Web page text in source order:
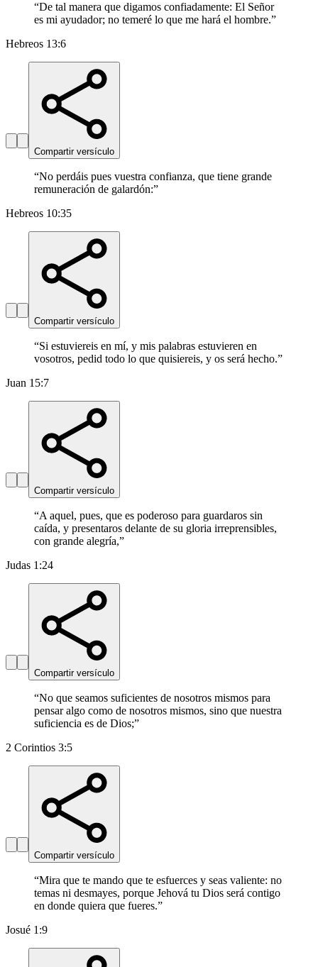
“De tal manera que digamos confiadamente: El Señor
es mi ayudador; no temeré lo que me hará el hombre.”
Hebreos 13:6
Compartir versículo
“No perdáis pues vuestra confianza, que tiene grande
remuneración de galardón:”
Hebreos 10:35
Compartir versículo
“Si estuviereis en mí, y mis palabras estuvieren en
vosotros, pedid todo lo que quisiereis, y os será hecho.”
Juan 15:7
Compartir versículo
“A aquel, pues, que es poderoso para guardaros sin
caída, y presentaros delante de su gloria irreprensibles,
con grande alegría,”
Judas 1:24
Compartir versículo
“No que seamos suficientes de nosotros mismos para
pensar algo como de nosotros mismos, sino que nuestra
suficiencia es de Dios;”
2 Corintios 3:5
Compartir versículo
“Mira que te mando que te esfuerces y seas valiente: no
temas ni desmayes, porque Jehová tu Dios será contigo
en donde quiera que fueres.”
Josué 1:9